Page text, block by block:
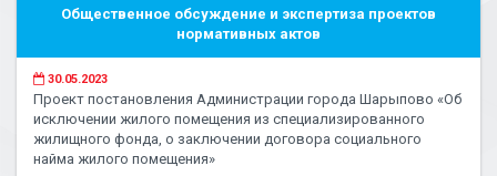
Общественное обсуждение и экспертиза проектов
нормативных актов
30.05.2023
Проект постановления Администрации города Шарыпово «Об
исключении жилого помещения из специализированного
жилищного фонда, о заключении договора социального
найма жилого помещения»